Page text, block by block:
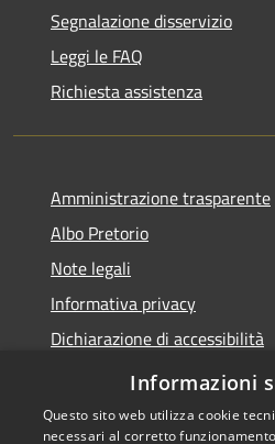
Segnalazione disservizio
Leggi le FAQ
Richiesta assistenza
Amministrazione trasparente
Albo Pretorio
Note legali
Informativa privacy
Dichiarazione di accessibilità
Obiettivi di accessibilità
Informazioni
Questo sito web utilizza cookie
necessari al corretto